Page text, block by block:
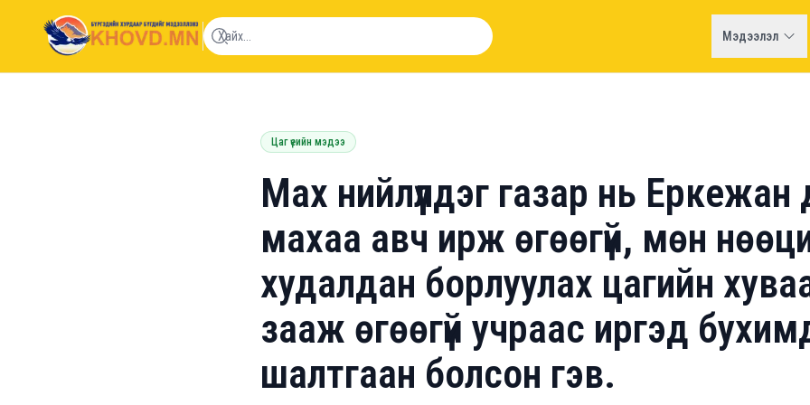
khovd.mn
Мэдээлэл
Цаг үеийн мэдээ
Мах нийлүүлдэг газар нь Еркежан
махаа авч ирж өгөөгүй, мөн
худалдан борлуулах цагийн
зааж өгөөгүй учраас иргэд
шалтгаан болсон гэв.